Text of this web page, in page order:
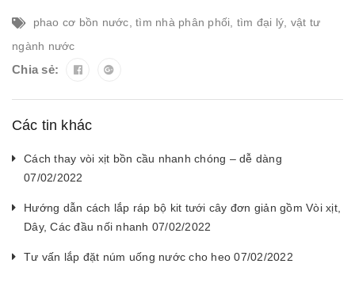
phao cơ bồn nước tìm nhà phân phối tìm đại lý vật tư
ngành nước
Chia sẻ:
Các tin khác
Cách thay vòi xịt bồn cầu nhanh chóng – dễ dàng
07/02/2022
Hướng dẫn cách lắp ráp bộ kit tưới cây đơn giản gồm Vòi xịt,
Dây, Các đầu nối nhanh 07/02/2022
Tư vấn lắp đặt núm uống nước cho heo 07/02/2022